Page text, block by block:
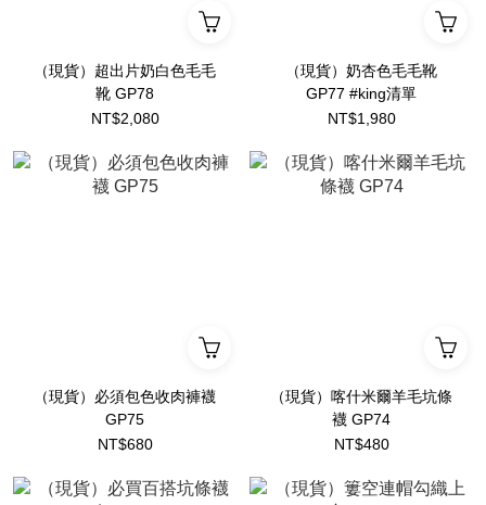
（現貨）超出片奶白色毛毛
靴 GP78
NT$2,080
（現貨）奶杏色毛毛靴
GP77 #king清單
NT$1,980
（現貨）必須包色收肉褲襪
GP75
NT$680
（現貨）喀什米爾羊毛坑條
襪 GP74
NT$480